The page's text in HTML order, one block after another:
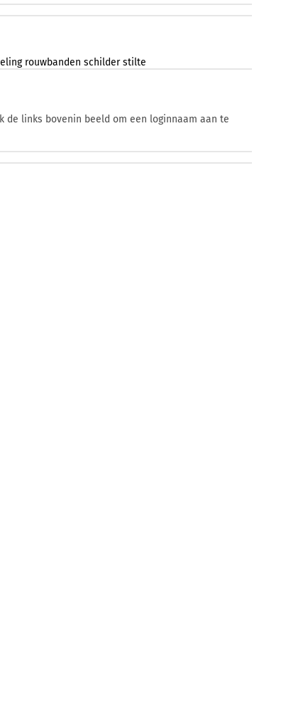
rouwbanden schilder stilte
de links bovenin beeld om een loginnaam aan te